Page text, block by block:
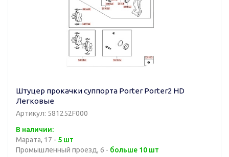
Штуцер прокачки суппорта Porter Porter2 HD
Легковые
Артикул: 581252F000
В наличии:
Марата, 17 - 5 шт
Промышленный проезд, 6 - больше 10 шт